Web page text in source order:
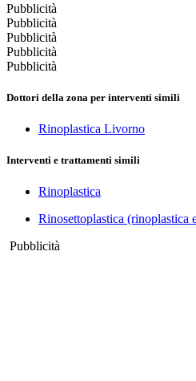
Pubblicità
Pubblicità
Pubblicità
Pubblicità
Pubblicità
Dottori della zona per interventi simili
Rinoplastica Livorno
Interventi e trattamenti simili
Rinoplastica
Rinosettoplastica (rinoplastica
Pubblicità